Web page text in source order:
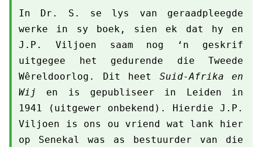
In Dr. S. se lys van geraadpleegde
werke in sy boek, sien ek dat hy en
J.P. Viljoen saam nog ‘n geskrif
uitgegee het gedurende die Tweede
Wêreldoorlog. Dit heet Suid-Afrika en
Wij
en is gepubliseer in Leiden in
1941 (uitgewer onbekend). Hierdie J.P.
Viljoen is ons ou vriend wat lank hier
op Senekal was as bestuurder van die